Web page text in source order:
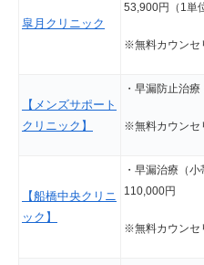
皐月クリニック
53,900円（1単
※無料カウンセ
【メンズサポート
クリニック】
・早漏防止治
※無料カウンセ
【船橋中央クリニ
ック】
・早漏治療（小
110,000円
※無料カウンセ